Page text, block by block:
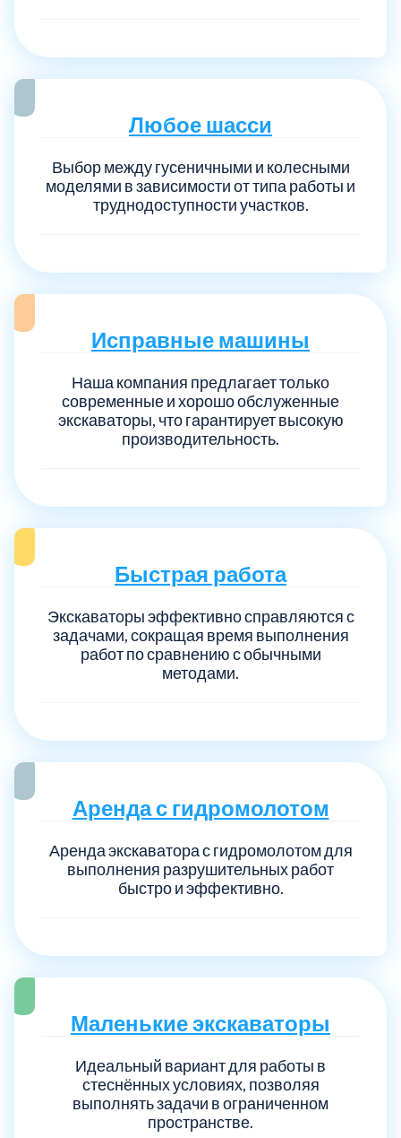
Любое шасси
Выбор между гусеничными и колесными
моделями в зависимости от типа работы и
труднодоступности участков.
Исправные машины
Наша компания предлагает только
современные и хорошо обслуженные
экскаваторы, что гарантирует высокую
производительность.
Быстрая работа
Экскаваторы эффективно справляются с
задачами, сокращая время выполнения
работ по сравнению с обычными
методами.
Аренда с гидромолотом
Аренда экскаватора с гидромолотом для
выполнения разрушительных работ
быстро и эффективно.
Маленькие экскаваторы
Идеальный вариант для работы в
стеснённых условиях, позволяя
выполнять задачи в ограниченном
пространстве.